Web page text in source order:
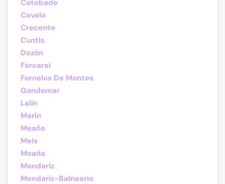
Cotobade
Covelo
Crecente
Cuntis
Dozón
Forcarei
Fornelos De Montes
Gondomar
Lalín
Marín
Meaño
Meis
Moaña
Mondariz
Mondariz-Balneario